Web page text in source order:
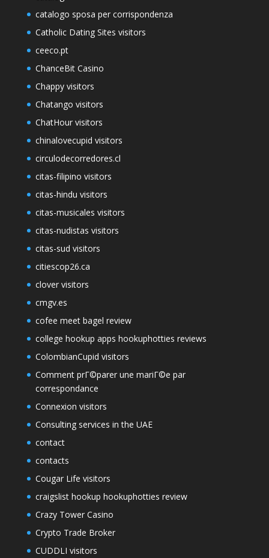
catalogo sposa per corrispondenza
Catholic Dating Sites visitors
ceeco.pt
ChanceBit Casino
Chappy visitors
Chatango visitors
ChatHour visitors
chinalovecupid visitors
circulodecorredores.cl
citas-filipino visitors
citas-hindu visitors
citas-musicales visitors
citas-nudistas visitors
citas-sud visitors
citiescop26.ca
clover visitors
cmgv.es
cofee meet bagel review
college hookup apps hookuphotties reviews
ColombianCupid visitors
Comment prГ©parer une mariГ©e par
correspondance
Connexion visitors
Consulting services in the UAE
contact
contacts
Cougar Life visitors
craigslist hookup hookuphotties review
Crazy Tower Сasino
Crypto Trade Broker
CUDDLI visitors